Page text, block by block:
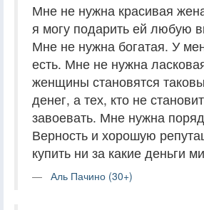
Мне не нужна красивая
я могу подарить ей любую
Мне не нужна богатая. У
есть. Мне не нужна
женщины становятся
денег, а тех, кто не
завоевать. Мне нужна
Верность и хорошую
купить ни за какие деньги
Аль Пачино (30+)